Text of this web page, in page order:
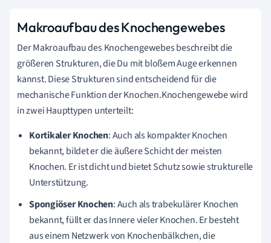
Makroaufbau des Knochengewebes
Der Makroaufbau des Knochengewebes beschreibt die
größeren Strukturen, die Du mit bloßem Auge erkennen
kannst. Diese Strukturen sind entscheidend für die
mechanische Funktion der Knochen.Knochengewebe wird
in zwei Haupttypen unterteilt:
Kortikaler Knochen: Auch als kompakter Knochen
bekannt, bildet er die äußere Schicht der meisten
Knochen. Er ist dicht und bietet Schutz sowie strukturelle
Unterstützung.
Spongiöser Knochen: Auch als trabekulärer Knochen
bekannt, füllt er das Innere vieler Knochen. Er besteht
aus einem Netzwerk von Knochenbälkchen, die